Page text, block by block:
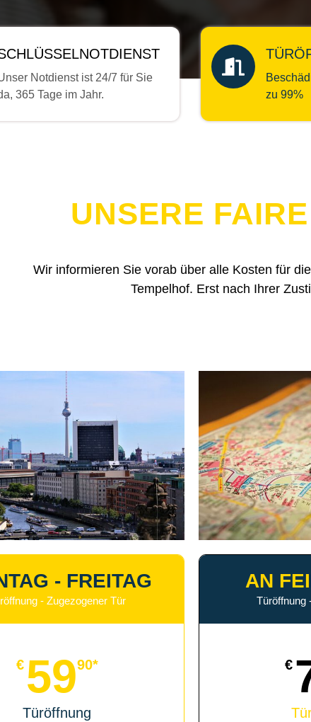
Notdienst ist 24/7 für Sie
365 Tage im Jahr.
zu 99%
UNSERE
Wir informieren Sie vorab über alle Kosten für
Tempelhof. Erst nach Ihrer
- FREITAG
- Zugezogener Tür
€ 5990*
Türöffnung
AN
Türöffnung
€